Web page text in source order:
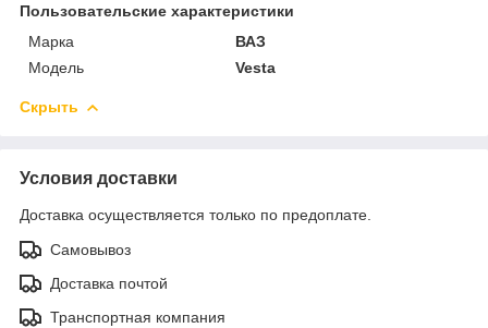
Пользовательские характеристики
Марка
ВАЗ
Модель
Vesta
Скрыть
Условия доставки
Доставка осуществляется только по предоплате.
Самовывоз
Доставка почтой
Транспортная компания